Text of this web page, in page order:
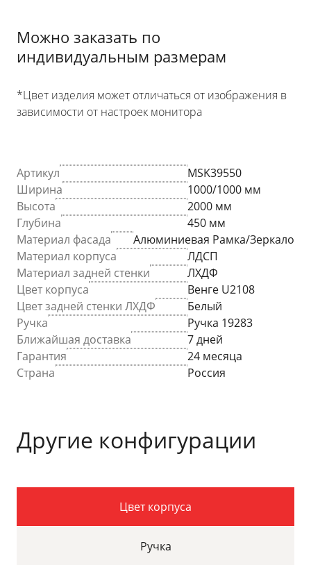
Можно заказать по
индивидуальным размерам
*Цвет изделия может отличаться от изображения в
зависимости от настроек монитора
Артикул
MSK39550
Ширина
1000/1000 мм
Высота
2000 мм
Глубина
450 мм
Материал фасада
Алюминиевая Рамка/Зеркало
Материал корпуса
ЛДСП
Материал задней стенки
ЛХДФ
Цвет корпуса
Венге U2108
Цвет задней стенки ЛХДФ
Белый
Ручка
Ручка 19283
Ближайшая доставка
7 дней
Гарантия
24 месяца
Страна
Россия
Другие конфигурации
Цвет корпуса
Ручка